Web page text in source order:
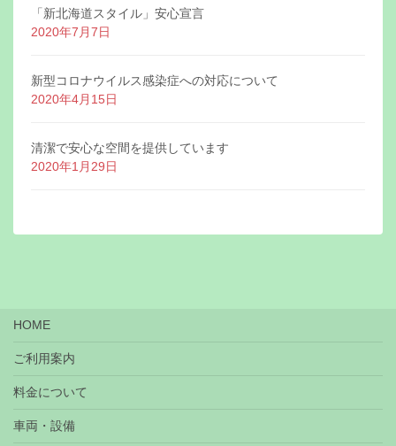
「新北海道スタイル」安心宣言
2020年7月7日
新型コロナウイルス感染症への対応について
2020年4月15日
清潔で安心な空間を提供しています
2020年1月29日
HOME
ご利用案内
料金について
車両・設備